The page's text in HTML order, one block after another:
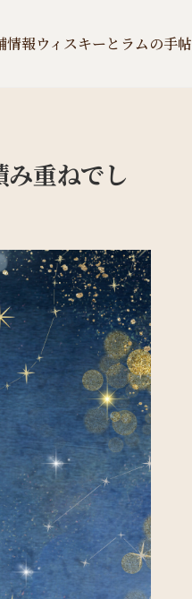
情報ウィスキーとラムの手帖
重ねでし